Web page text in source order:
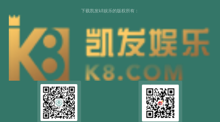
下载凯发k8娱乐的版权所有：